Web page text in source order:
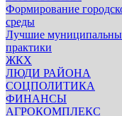
Формирование
среды
Лучшие
практики
ЖКХ
ЛЮДИ РАЙОНА
СОЦПОЛИТИКА
ФИНАНСЫ
АГРОКОМПЛЕКС